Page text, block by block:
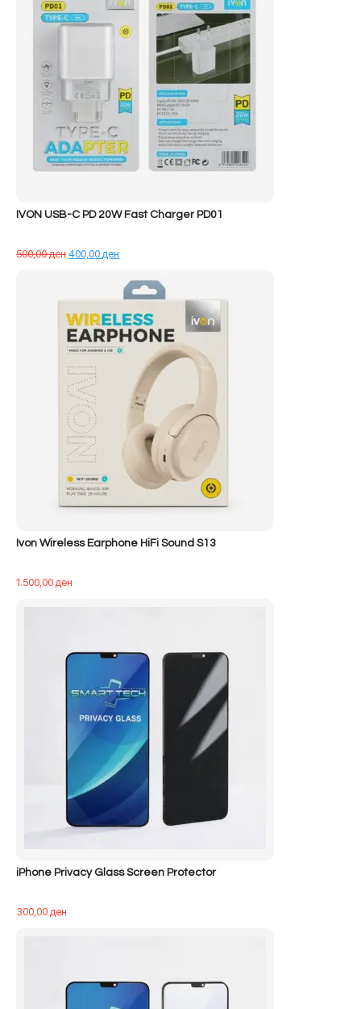
IVON USB-C PD 20W Fast Charger PD01
500,00денÇmimi
400,00ден
tanishëm
është:
Ivon Wireless Earphone HiFi Sound S13
1.500,00ден
iPhone Privacy Glass Screen Protector
300,00ден